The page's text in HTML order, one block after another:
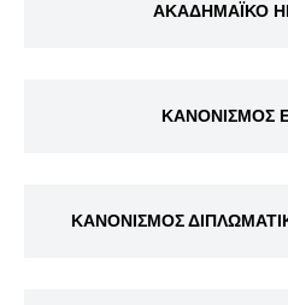
ΑΚΑΔΗΜΑΪΚΟ
ΚΑΝΟΝΙΣΜΟΣ
ΚΑΝΟΝΙΣΜΟΣ